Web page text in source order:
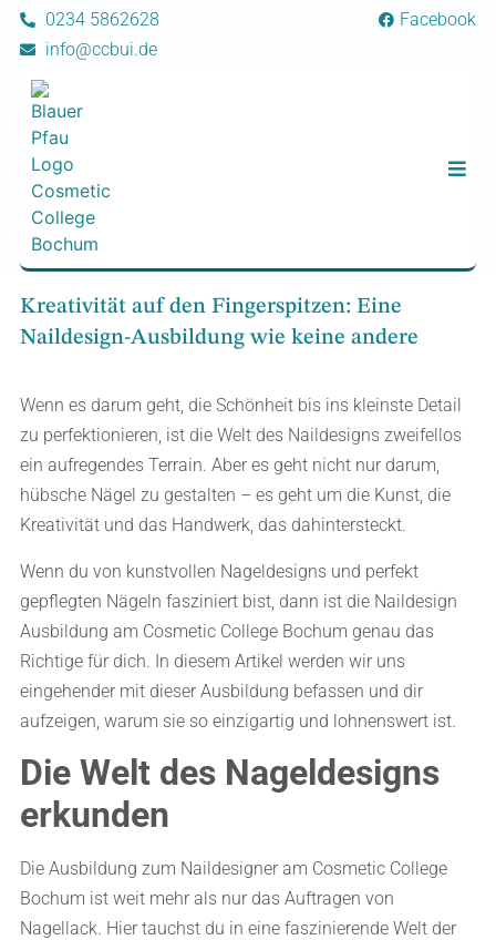
0234 5862628
info@ccbui.de
Facebook
Kreativität auf den Fingerspitzen: Eine
Naildesign-Ausbildung wie keine andere
Wenn es darum geht, die Schönheit bis ins kleinste Detail
zu perfektionieren, ist die Welt des Naildesigns zweifellos
ein aufregendes Terrain. Aber es geht nicht nur darum,
hübsche Nägel zu gestalten – es geht um die Kunst, die
Kreativität und das Handwerk, das dahintersteckt.
Wenn du von kunstvollen Nageldesigns und perfekt
gepflegten Nägeln fasziniert bist, dann ist die Naildesign
Ausbildung am Cosmetic College Bochum genau das
Richtige für dich. In diesem Artikel werden wir uns
eingehender mit dieser Ausbildung befassen und dir
aufzeigen, warum sie so einzigartig und lohnenswert ist.
Die Welt des Nageldesigns
erkunden
Die Ausbildung zum Naildesigner am Cosmetic College
Bochum ist weit mehr als nur das Auftragen von
Nagellack. Hier tauchst du in eine faszinierende Welt der